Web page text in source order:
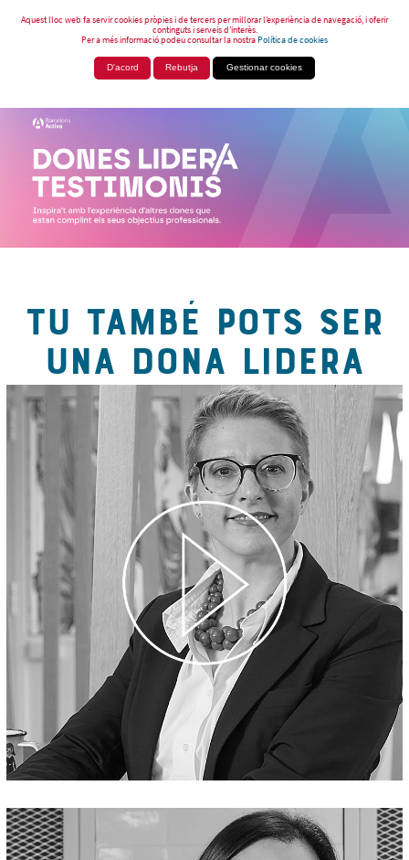
Aquest lloc web fa servir cookies pròpies i de tercers per millorar l’experiència de navegació, i oferir
continguts i serveis d’interès.
Per a més informació podeu consultar la nostraPolítica de cookies
D'acord Rebutja Gestionar cookies
TU TAMBÉ POTS SER
UNA DONA LIDERA